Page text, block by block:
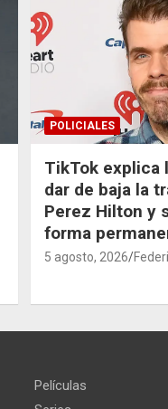
POLICIALES
TikTok explica
dar de baja la
Perez Hilton y
forma
5 agosto, 2026
Películas